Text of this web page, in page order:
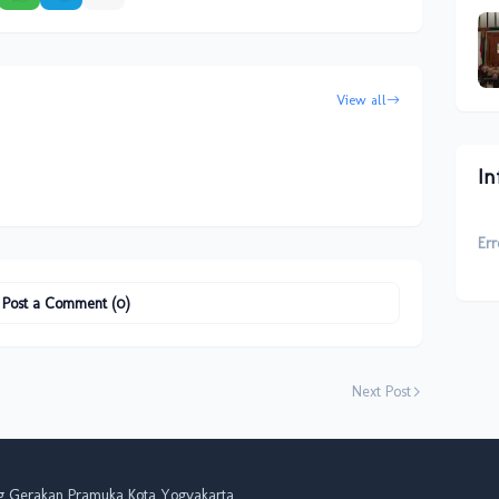
View all
Post a Comment (0)
Next Post
Gerakan Pramuka Kota Yogyakarta